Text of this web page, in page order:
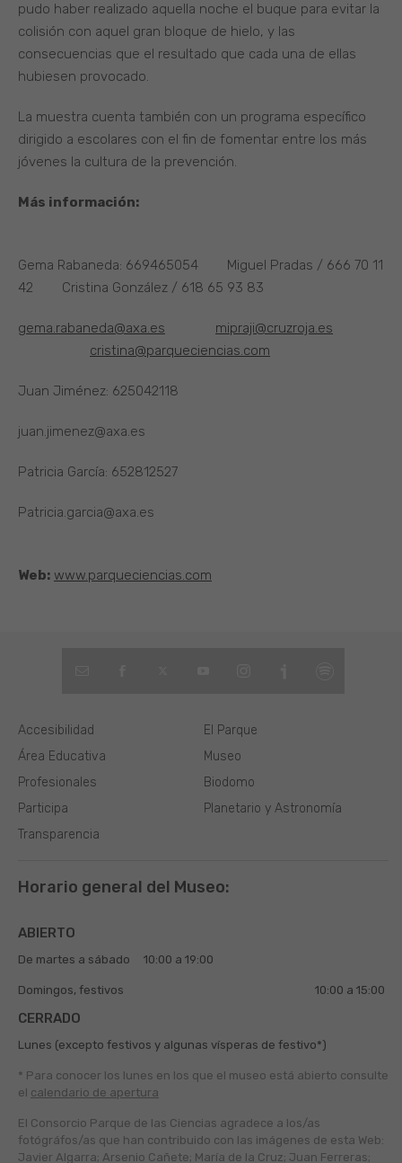
pudo haber realizado aquella noche el buque para evitar la
colisión con aquel gran bloque de hielo, y las
consecuencias que el resultado que cada una de ellas
hubiesen provocado.
La muestra cuenta también con un programa específico
dirigido a escolares con el fin de fomentar entre los más
jóvenes la cultura de la prevención.
Más información:
Gema Rabaneda: 669465054 Miguel Pradas / 666 70 11
42 Cristina González / 618 65 93 83
gema.rabaneda@axa.es
mipraji@cruzroja.es
cristina@parqueciencias.com
Juan Jiménez: 625042118
juan.jimenez@axa.es
Patricia García: 652812527
Patricia.garcia@axa.es
Web: www.parqueciencias.com
El Parque
Museo
Biodomo
Planetario y Astronomía
Área Educativa
Profesionales
Participa
Transparencia
Accesibilidad
Horario general del Museo:
ABIERTO
De martes a sábado 10:00 a 19:00
Domingos, festivos 10:00 a 15:00
CERRADO
Lunes (excepto festivos y algunas vísperas de festivo*)
* Para conocer los lunes en los que el museo está abierto consulte
el calendario de apertura
El Consorcio Parque de las Ciencias agradece a los/as
fotógráfos/as que han contribuido con las imágenes de esta Web:
Javier Algarra; Arsenio Cañete; María de la Cruz; Juan Ferreras;